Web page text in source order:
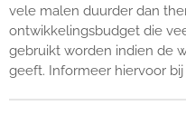
vele malen duurder dan
ontwikkelingsbudget die
gebruikt worden indien de
geeft. Informeer hiervoor